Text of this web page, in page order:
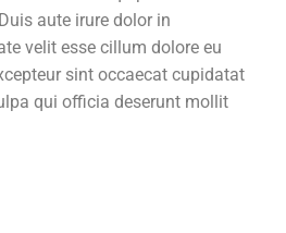
aute irure dolor in
velit esse cillum dolore eu
sint occaecat cupidatat
qui officia deserunt mollit